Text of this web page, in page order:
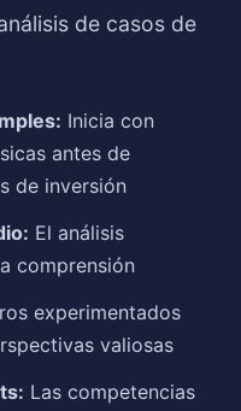
de casos de
Inicia con
antes de
de inversión
El análisis
comprensión
experimentados
valiosas
Las competencias